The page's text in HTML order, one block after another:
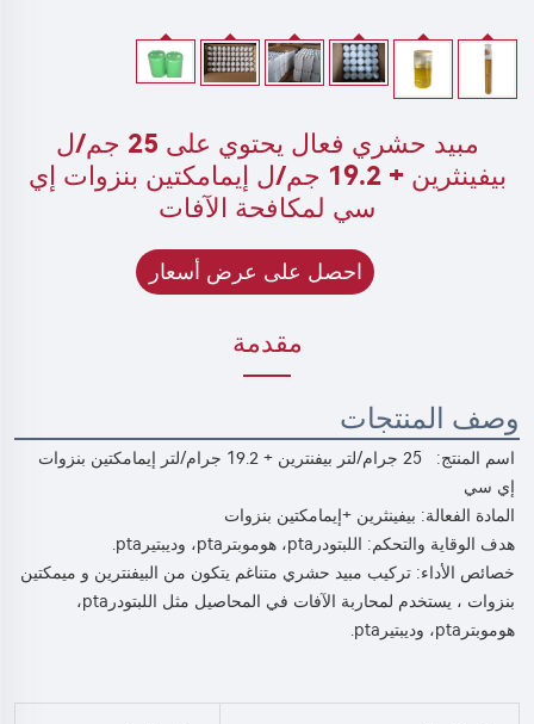
مبيد حشري فعال يحتوي على 25 جم/ل
بيفينثرين + 19.2 جم/ل إيمامكتين بنزوات إي
سي لمكافحة الآفات
احصل على عرض أسعار
مقدمة
وصف المنتجات
اسم المنتج:
إي سي
المادة الفعالة: بيفينثرين +إيمامكتين بنزوات
هدف الوقاية والتحكم: اللبتودرpta، هوموبترpta، وديبتيرpta.
خصائص الأداء: تركيب مبيد حشري متناغم يتكون من البيفنترين و
بنزوات
هوموبترpta، وديبتيرpta.